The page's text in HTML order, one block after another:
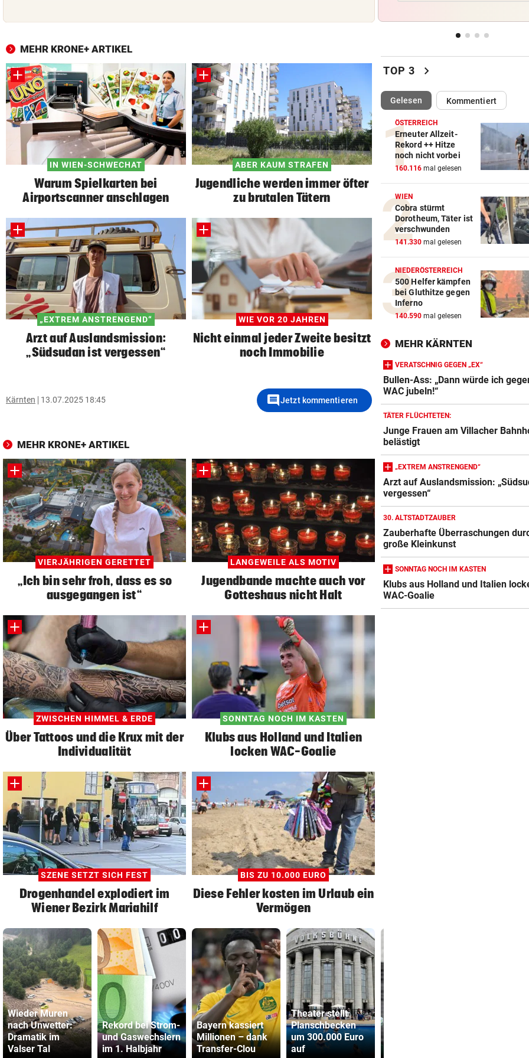
MEHR KRONE+ ARTIKEL
IN WIEN-SCHWECHAT
Warum Spielkarten bei
Airportscanner anschlagen
ABER KAUM STRAFEN
Jugendliche werden immer öfter
zu brutalen Tätern
„EXTREM ANSTRENGEND“
Arzt auf Auslandsmission:
„Südsudan ist vergessen“
WIE VOR 20 JAHREN
Nicht einmal jeder Zweite besitzt
noch Immobilie
Kärnten 13.07.2025 18:45 commentJetzt kommentieren
MEHR KRONE+ ARTIKEL
VIERJÄHRIGEN GERETTET
„Ich bin sehr froh, dass es so
ausgegangen ist“
LANGEWEILE ALS MOTIV
Jugendbande machte auch vor
Gotteshaus nicht Halt
ZWISCHEN HIMMEL & ERDE
Über Tattoos und die Krux mit der
Individualität
SONNTAG NOCH IM KASTEN
Klubs aus Holland und Italien
locken WAC-Goalie
SZENE SETZT SICH FEST
Drogenhandel explodiert im
Wiener Bezirk Mariahilf
BIS ZU 10.000 EURO
Diese Fehler kosten im Urlaub ein
Vermögen
Wieder Muren
nach Unwetter:
Dramatik im
Valser Tal
Rekord bei Strom-
und Gaswechslern
im 1. Halbjahr
Bayern kassiert
Millionen – dank
Transfer-Clou
Theater stellt
Planschbecken
um 300.000 Euro
auf
HIER IM TICKER vor
MotoGP: Sprintrennen in
NEUN GROSSE PREISE
Gewinnspiel zum Linzer
Fest 2026
BUNDESLIGA IM TICKER vor
LIVE ab 19.30 Uhr:
Hartberg – Sturm
TOP 3 chevron_right
Gelesen(ausgewählt)Kommentiert
ÖSTERREICH
Erneuter Allzeit-
Rekord ++ Hitze
noch nicht vorbei
160.116 mal gelesen
WIEN
Cobra stürmt
Dorotheum, Täter ist
verschwunden
141.330 mal gelesen
NIEDERÖSTERREICH
500 Helfer kämpfen
bei Gluthitze gegen
Inferno
140.590 mal gelesen
MEHR KÄRNTEN
VERATSCHNIG GEGEN „EX“
Bullen-Ass: „Dann würde ich
WAC jubeln!“
TÄTER FLÜCHTETEN:
Junge Frauen am Villacher
belästigt
„EXTREM ANSTRENGEND“
Arzt auf Auslandsmission:
vergessen“
30. ALTSTADTZAUBER
Zauberhafte Überraschungen
große Kleinkunst
SONNTAG NOCH IM KASTEN
Klubs aus Holland und Italien
WAC-Goalie